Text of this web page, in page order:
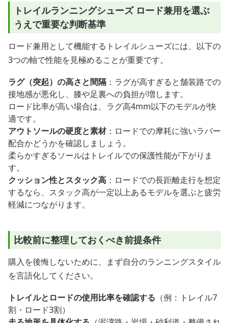
トレイルランニングシューズ ロード兼用を選ぶ
うえで重要な判断基準
ロード兼用として機能するトレイルシューズには、以下の
3つの軸で性能を見極めることが重要です。
ラグ（突起）の高さと間隔 ：ラグが高すぎると舗装路での
接地感が悪化し、膝や足裏への負担が増します。
ロード比率が高い場合は、ラグ高4mm以下のモデルが快
適です。
アウトソールの硬度と素材：ロードでの摩耗に強いラバー
配合かどうかを確認しましょう。
柔らかすぎるソールはトレイルでの保護性能が下がりま
す。
クッション性とスタック高 ：ロードでの長距離走行を想定
するなら、スタック高が一定以上あるモデルを選ぶと疲労
軽減につながります。
比較前に整理しておくべき前提条件
購入を後悔しないために、まず自分のランニングスタイル
を言語化してください。
トレイルとロードの使用比率を確認する （例：トレイル7
割・ロード3割）